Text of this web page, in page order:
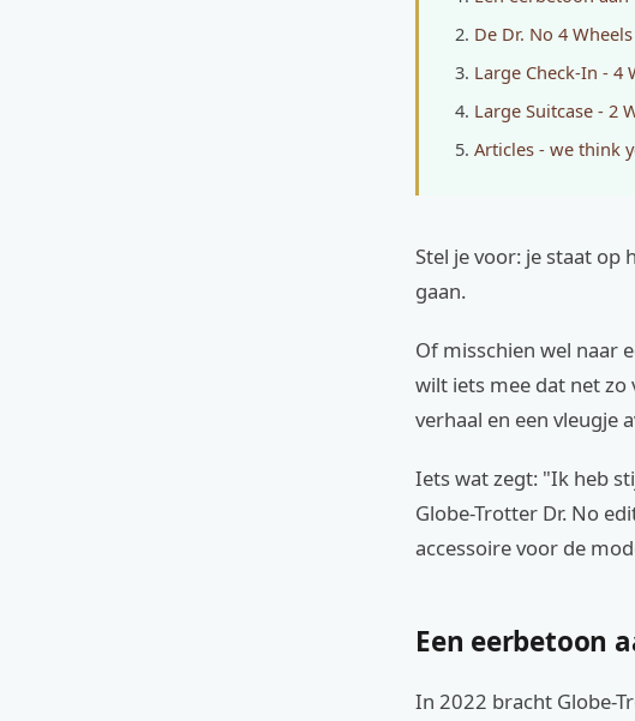
De Dr. No 4
Large Check-In - 4
Large Suitcase - 2
Articles - we think
Stel je voor: je staat op
gaan.
Of misschien wel naar
wilt iets mee dat net zo
verhaal en een vleugje
Iets wat zegt: "Ik heb
Globe-Trotter Dr. No
accessoire voor de
Een eerbetoon
In 2022 bracht Globe-